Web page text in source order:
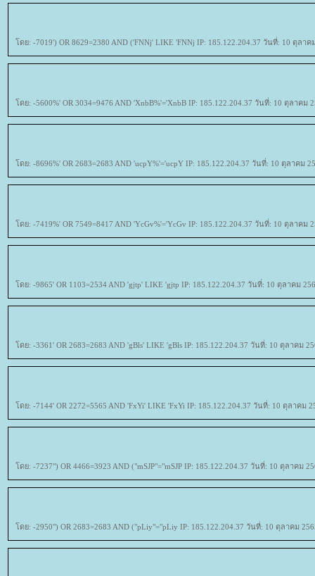
ดย: -7019') OR 8629=2380 AND ('FNNj' LIKE 'FNNj IP: 185.122.204.37 วันที่: 10 ตุลาค
ดย: -5600%' OR 3034=9476 AND 'XnbB%'='XnbB IP: 185.122.204.37 วันที่: 10 ตุลาคม
ดย: -8696%' OR 2683=2683 AND 'ucpY%'='ucpY IP: 185.122.204.37 วันที่: 10 ตุลาคม
ดย: -7419%' OR 7549=8417 AND 'YcGv%'='YcGv IP: 185.122.204.37 วันที่: 10 ตุลาคม
ดย: -9865' OR 1103=2534 AND 'gjtp' LIKE 'gjtp IP: 185.122.204.37 วันที่: 10 ตุลาคม
ดย: -3361' OR 2683=2683 AND 'gBls' LIKE 'gBls IP: 185.122.204.37 วันที่: 10 ตุลาคม
ดย: -7144' OR 2272=5565 AND 'FxYi' LIKE 'FxYi IP: 185.122.204.37 วันที่: 10 ตุลาคม
ดย: -7237") OR 4466=3923 AND ("mSJP"="mSJP IP: 185.122.204.37 วันที่: 10 ตุลาคม
ดย: -2950") OR 2683=2683 AND ("pLiy"="pLiy IP: 185.122.204.37 วันที่: 10 ตุลาคม